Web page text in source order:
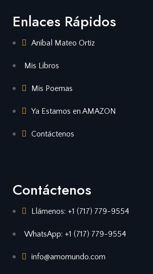
Enlaces Rápidos
Aníbal Mateo Ortiz
Mis Libros
Mis Poemas
Ya Estamos en AMAZON
Contáctenos
Contáctenos
Llámenos: +1 (717) 779-9554
WhatsApp: +1 (717) 779-9554
info@amomundo.com